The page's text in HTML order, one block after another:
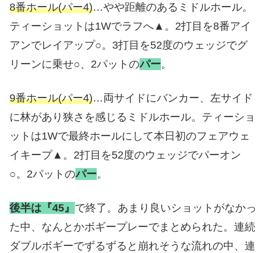
8番ホール(パー4)…やや距離のあるミドルホール。
ティーショットは1Wでラフへ▲。2打目を8番アイ
アンでレイアップ○。3打目を52度のウェッジでグ
リーンに乗せ○、2パットのパー。
9番ホール(パー4)…両サイドにバンカー、左サイド
に林があり狭さを感じるミドルホール。ティーショ
ットは1Wで最終ホールにして本日初のフェアウェ
イキープ▲。2打目を52度のウェッジでパーオン
○。2パットのパー。
後半は『45』 で終了。あまり良いショットがなかっ
た中、なんとかボギープレーでまとめられた。連続
ダブルボギーでずるずると崩れそうな流れの中、連